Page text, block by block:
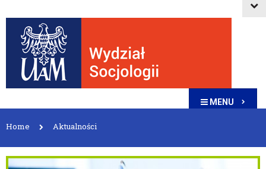
MENU
Home Aktualności